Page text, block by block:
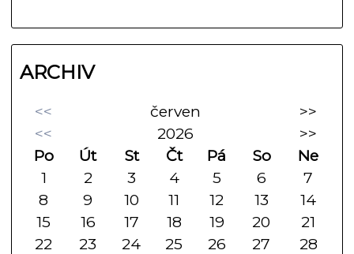
ARCHIV
<< červen
>>
<<
2026
>>
Po
Út St Čt Pá So
Ne
1
2 3 4 5 6
7
8
9 10 11 12 13
14
15
16 17 18 19 20
21
22
23 24 25 26 27
28